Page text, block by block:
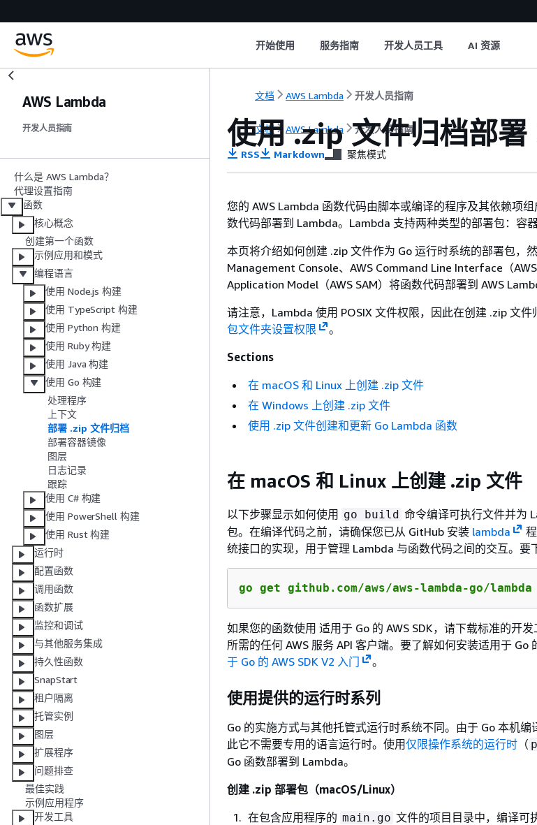
开始使用 服务指南 开发人员工具 AI 资源
AWS Lambda
开发人员指南
什么是 AWS Lambda？
代理设置指南
函数
核心概念
创建第一个函数
示例应用和模式
编程语言
使用 Node.js 构建
使用 TypeScript 构建
使用 Python 构建
使用 Ruby 构建
使用 Java 构建
使用 Go 构建
处理程序
上下文
部署 .zip 文件归档
部署容器镜像
图层
日志记录
跟踪
使用 C# 构建
使用 PowerShell 构建
使用 Rust 构建
运行时
配置函数
调用函数
函数扩展
监控和调试
与其他服务集成
持久性函数
SnapStart
租户隔离
托管实例
图层
扩展程序
问题排查
最佳实践
示例应用程序
开发工具
文档 AWS Lambda 开发人员指南
文档 AWS Lambda 开发人员指南
使用 .zip 文件归档部
RSS Markdown 聚焦模式
您的 AWS Lambda 函数代码由脚本或编译的程序及其依赖项
数代码部署到 Lambda。Lambda 支持两种类型的部署包：容
本页将介绍如何创建 .zip 文件作为 Go 运行时系统的部署包，
Management Console、AWS Command Line Interface（
Application Model（AWS SAM）将函数代码部署到 AWS
请注意，Lambda 使用 POSIX 文件权限，因此在创建 .zip 文
包文件夹设置权限
。
Sections
在 macOS 和 Linux 上创建 .zip 文件
在 Windows 上创建 .zip 文件
使用 .zip 文件创建和更新 Go Lambda 函数
在 macOS 和 Linux 上创建 .zip 文件
以下步骤显示如何使用 go build 命令编译可执行文件并为
包。在编译代码之前，请确保您已从 GitHub 安装 lambda
统接口的实现，用于管理 Lambda 与函数代码之间的交互。要
go get github.com/aws/aws-lambda-go/lambda
如果您的函数使用 适用于 Go 的 AWS SDK，请下载标准的开
所需的任何 AWS 服务 API 客户端。要了解如何安装适用于 Go
于 Go 的 AWS SDK V2 入门
。
使用提供的运行时系列
Go 的实施方式与其他托管式运行时系统不同。由于 Go 本机
此它不需要专用的语言运行时。使用仅限操作系统的运行时 （
Go 函数部署到 Lambda。
创建 .zip 部署包（macOS/Linux）
在包含应用程序的 main.go 文件的项目目录中，编译可